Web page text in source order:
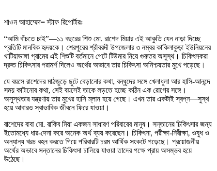
শাওন আহাম্মেদ= স্টাফ রিপোর্টারঃ
“আমি বাঁচতে চাই”—১১ বছরের শিশু মো. রাশেদ মিয়ার এই আকুতি যেন নাড়া দিচ্ছে
প্রতিটি মানবিক হৃদয়কে। শেরপুরের শ্রীবরদী উপজেলার ৩ নম্বর কাকিলাকুড়া ইউনিয়নের
খাটিয়াডাঙ্গা গ্রামের এই শিশুটি বর্তমানে পেটে টিউমার নিয়ে গুরুতর অসুস্থ। চিকিৎসকরা
দ্রুত চিকিৎসার পরামর্শ দিলেও অর্থের অভাবে তার চিকিৎসা অনিশ্চয়তার মুখে পড়েছে।
যে বয়সে রাশেদের মাঠজুড়ে ছুটে বেড়ানোর কথা, বন্ধুদের সঙ্গে খেলাধুলা আর হাসি-আনন্দে
সময় কাটানোর কথা, সেই বয়সেই তাকে লড়তে হচ্ছে কঠিন এক রোগের সঙ্গে।
অসুস্থতার যন্ত্রণায় তার মুখের হাসি ম্লান হয়ে গেছে। এখন তার একটাই স্বপ্ন—সুস্থ
হয়ে আবারও স্বাভাবিক জীবনে ফিরে যাওয়া।
রাশেদের বাবা মো. রাকিব মিয়া একজন সাধারণ পরিবারের মানুষ। সন্তানের চিকিৎসার জন্য
ইতোমধ্যে ধার-দেনা করে অনেক অর্থ ব্যয় করেছেন। চিকিৎসা, পরীক্ষা-নিরীক্ষা, ওষুধ ও
অন্যান্য খরচ বহন করতে গিয়ে পরিবারটি চরম আর্থিক সংকটে পড়েছে। প্রয়োজনীয়
অর্থের অভাবে সন্তানের চিকিৎসা চালিয়ে যাওয়া তাদের পক্ষে প্রায় অসম্ভব হয়ে
উঠেছে।